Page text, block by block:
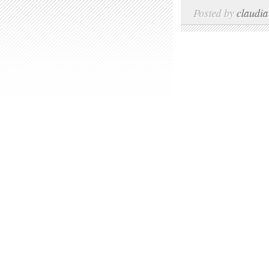
Posted byclaudia